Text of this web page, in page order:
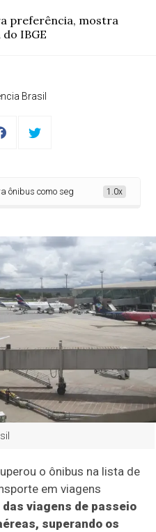
preferência, mostra
do IBGE
Brasil
como segundo meio mais comum
1.0x
o ônibus na lista de
em viagens
das viagens de passeio
superando os